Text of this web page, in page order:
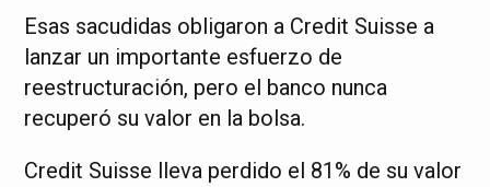
Esas sacudidas obligaron a Credit Suisse a
lanzar un importante esfuerzo de
reestructuración, pero el banco nunca
recuperó su valor en la bolsa.
Credit Suisse lleva perdido el 81% de su valor